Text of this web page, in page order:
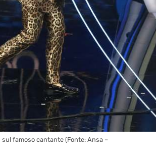
sul famoso cantante (Fonte: Ansa –